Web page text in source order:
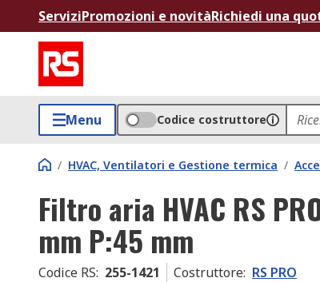
ServiziPromozioni e novitàRichiedi una
Menu Codice costruttore
/ HVAC, Ventilatori e Gestione termica /
Filtro aria HVAC RS
mm P:45 mm
Codice RS: 255-1421 Costruttore: RS PRO